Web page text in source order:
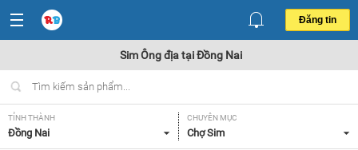
Đăng tin
Sim Ông địa tại Đồng Nai
TỈNH THÀNH
Đồng Nai
CHUYÊN MỤC
Chợ Sim